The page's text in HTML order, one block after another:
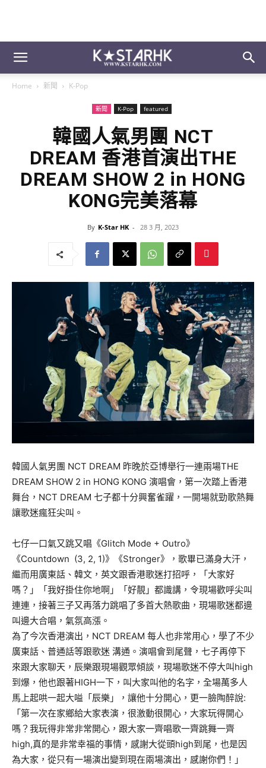
Home 新聞 K-Pop
新聞 K-Pop featured
韓國人氣男團 NCT
DREAM 香港首演出THE
DREAM SHOW 2 in HONG
KONG完美落幕
By K-Star HK - 28 3 月, 2023
韓國人氣男團 NCT DREAM 昨晚於亞博舉行一連兩場THE
DREAM SHOW 2 in HONG KONG 演唱會，第一次踏上香港
舞台，NCT DREAM 七子都十分興奮雀躍，一開場就勁歌熱舞
讓歌迷瘋狂尖叫。
七仔一口氣又跳又唱《Glitch Mode + Outro》
《Countdown (3, 2, 1)》《Stronger》，歌畢已滿身大汗，
繼而用廣東話、韓文，英文跟香港歌迷打招呼，「大家好
嗎？」「我好掛住你地啊」「好靚」都識講，令現場歡呼尖叫
連連，接著三子又再落力跳唱了多首大熱歌曲，現場歌迷都邊
叫邊大合唱，氣氛高漲。
為了今次香港演出，NCT DREAM 每人也非常用心，學了不少
廣東話、普通話等跟歌迷 溝通。演唱會到尾聲，七子再停下
來跟大家聊天，辰樂跟現場觀眾傾談，現場歌迷不停大叫high
到爆，他也跟著HIGH一下，叫大家叫他的名字，全場萬多人
馬上起哄一起大嗌「辰樂」，讓他十分開心，更一臉陶醉說:
「第一次在家鄉給大家表演，很激動很開心，大家玩得開心
嗎？我玩得非常非常開心，跟大家一齊唱歌一齊跳舞一齊
high,真的是非常幸福的事情，感謝大從頭high到尾，也是因
為大家，從只有一場演出變到現在兩場演出，感謝你們！」